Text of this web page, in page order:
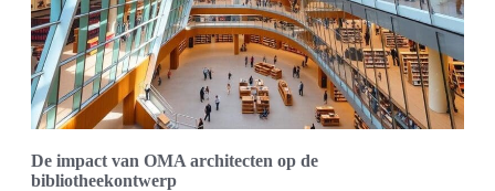
De impact van OMA architecten op de
bibliotheekontwerp